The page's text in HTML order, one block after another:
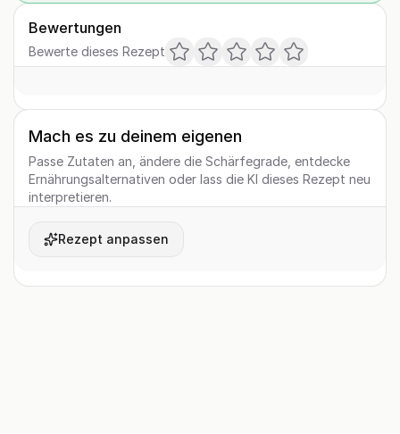
Bewertungen
Bewerte dieses Rezept
Mach es zu deinem eigenen
Passe Zutaten an, ändere die Schärfegrade, entdecke
Ernährungsalternativen oder lass die KI dieses Rezept neu
interpretieren.
Rezept anpassen